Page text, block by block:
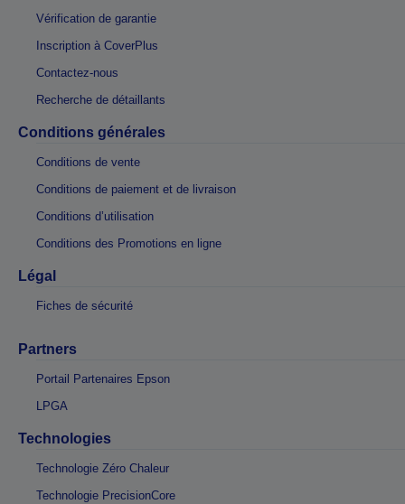
Vérification de garantie
Inscription à CoverPlus
Contactez-nous
Recherche de détaillants
Conditions générales
Conditions de vente
Conditions de paiement et de livraison
Conditions d’utilisation
Conditions des Promotions en ligne
Légal
Fiches de sécurité
Partners
Portail Partenaires Epson
LPGA
Technologies
Technologie Zéro Chaleur
Technologie PrecisionCore